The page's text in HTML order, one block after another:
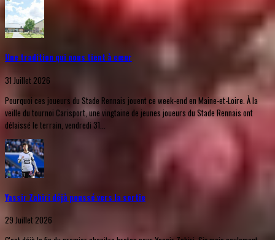
Une tradition qui nous tient à cœur
31 Juillet 2026
Pourquoi ces joueurs du Stade Rennais jouent ce week-end en Maine-et-Loire. À la
veille du tournoi Carisport, une vingtaine de jeunes joueurs du Stade Rennais ont
délaissé le terrain, vendredi 31...
Yassir Zabiri déjà poussé vers la sortie
29 Juillet 2026